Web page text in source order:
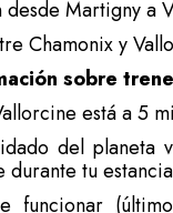
Martigny a
Chamonix y
sobre
está a 5
del planeta
tu
funcionar